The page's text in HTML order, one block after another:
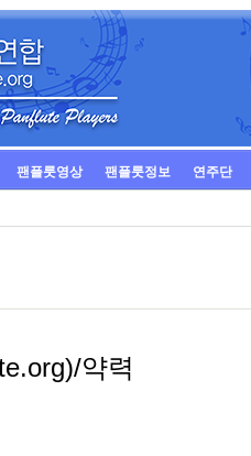
팬플룻영상 팬플룻정보 연주단
약력